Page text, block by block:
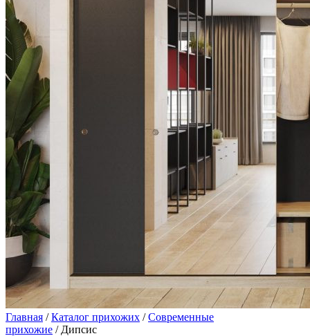
Главная /Каталог прихожих /Современные
прихожие / Дипсис